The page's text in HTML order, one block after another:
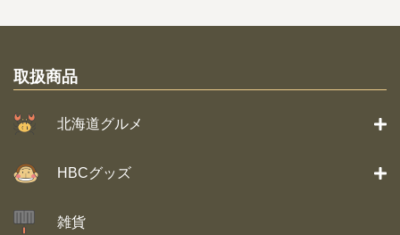
取扱商品
北海道グルメ
HBCグッズ
雑貨